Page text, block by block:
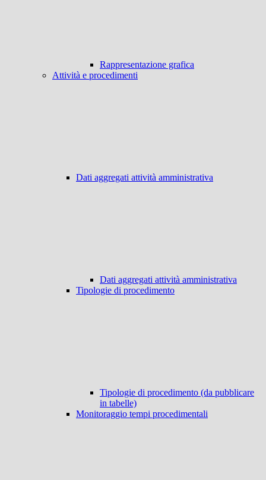
Rappresentazione grafica
Attività e procedimenti
Dati aggregati attività amministrativa
Dati aggregati attività amministrativa
Tipologie di procedimento
Tipologie di procedimento (da pubblicare
in tabelle)
Monitoraggio tempi procedimentali